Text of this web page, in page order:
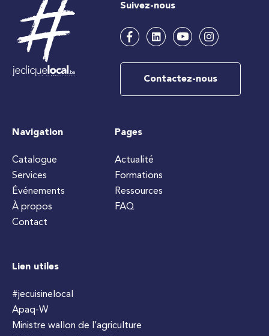
Suivez-nous
Contactez-nous
Navigation
Catalogue
Services
Événements
À propos
Contact
Pages
Actualité
Formations
Ressources
FAQ
Lien utiles
#jecuisinelocal
Apaq-W
Ministre wallon de l’agriculture